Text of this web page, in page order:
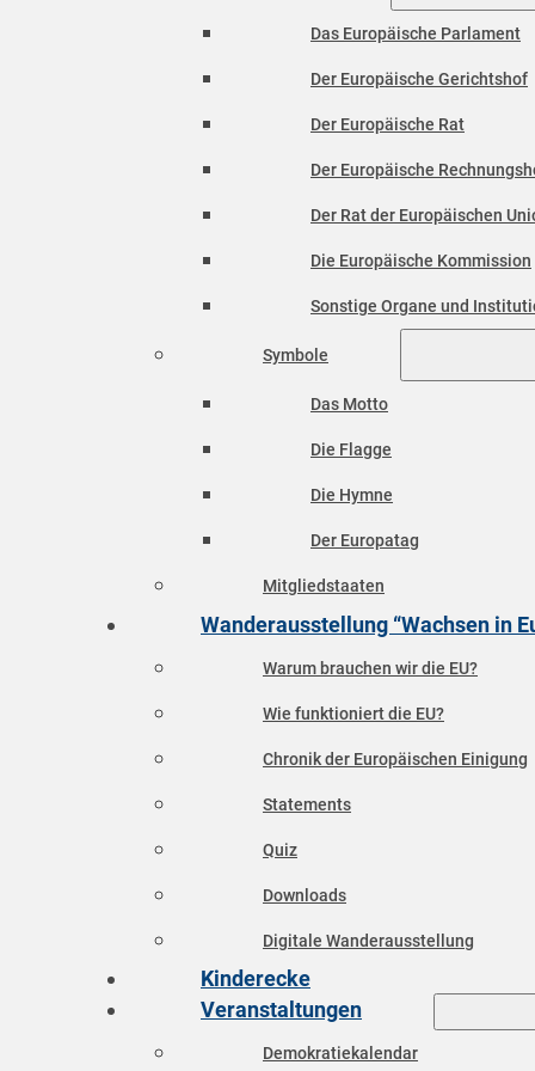
Das Europäische Parlament
Der Europäische Gerichtshof
Der Europäische Rat
Der Europäische
Der Rat der Europäischen
Die Europäische Kommission
Sonstige Organe und
Symbole
Das Motto
Die Flagge
Die Hymne
Der Europatag
Mitgliedstaaten
Wanderausstellung “Wachsen in
Warum brauchen wir die EU?
Wie funktioniert die EU?
Chronik der Europäischen Einigung
Statements
Quiz
Downloads
Digitale Wanderausstellung
Kinderecke
Veranstaltungen
Demokratiekalendar